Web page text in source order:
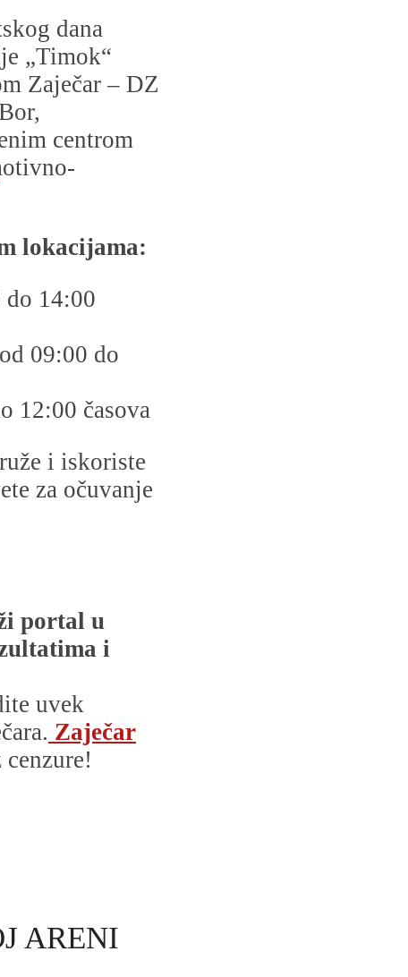
dana
„Timok“
Zaječar – DZ
centrom
lokacijama:
do 14:00
09:00 do
12:00 časova
i iskoriste
za očuvanje
portal u
i
uvek
Zaječar
ARENI